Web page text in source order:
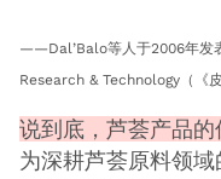
——Dal’Balo等人于2006年发
Research & Technology（《
说到底，芦荟产品的
为深耕芦荟原料领